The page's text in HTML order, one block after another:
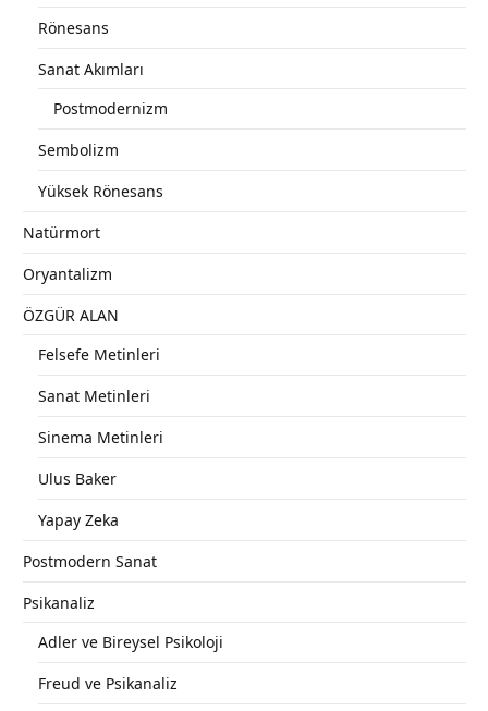
Rönesans
Sanat Akımları
Postmodernizm
Sembolizm
Yüksek Rönesans
Natürmort
Oryantalizm
ÖZGÜR ALAN
Felsefe Metinleri
Sanat Metinleri
Sinema Metinleri
Ulus Baker
Yapay Zeka
Postmodern Sanat
Psikanaliz
Adler ve Bireysel Psikoloji
Freud ve Psikanaliz